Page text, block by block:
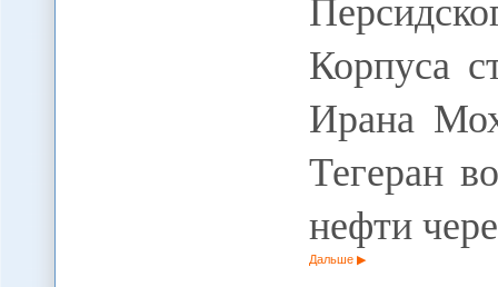
Корпуса
Ирана
Тегеран
нефти
Дальше